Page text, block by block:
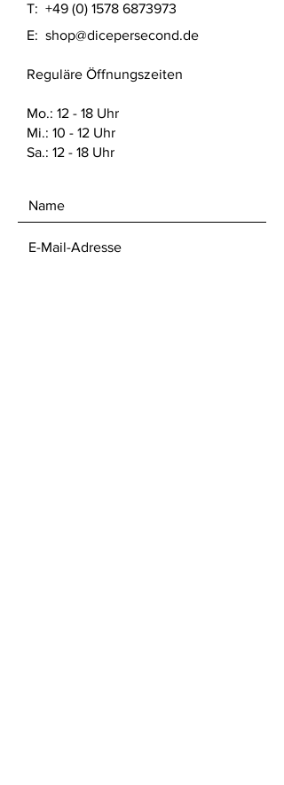
Detaillierte Sicherheitshinweise nach
Produktsicherheitsverordnung (GPSR)
den FAQ. Dort sind auch die offiziellen
des verwendeten Materials zu finden.
T: +49 (0) 1578 6873973
E: shop@dicepersecond.de
Reguläre Öffnungszeiten
Mo.: 12 - 18 Uhr
Mi.: 10 - 12 Uhr
Sa.: 12 - 18 Uhr